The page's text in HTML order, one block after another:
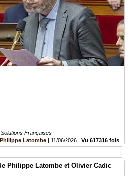
Françaises
Philippe Latombe | 11/06/2026 | Vu 617316 fois
Philippe Latombe et Olivier Cadic